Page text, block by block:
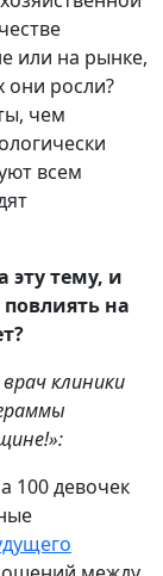
или на рынке,
они росли?
чем
всем
эту тему, и
на
клиники
100 девочек